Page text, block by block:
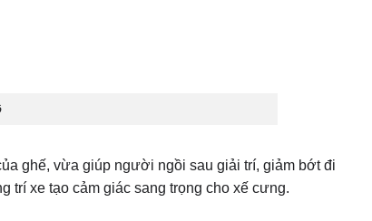
ghế, vừa giúp người ngồi sau giải trí, giảm bớt đi
trí xe tạo cảm giác sang trọng cho xế cưng.